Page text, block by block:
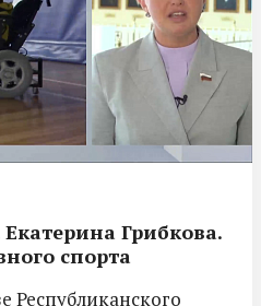
Грибкова.
спорта
Республиканского